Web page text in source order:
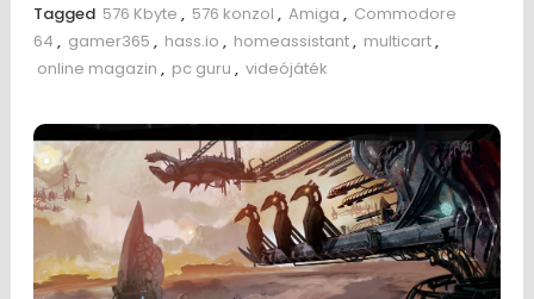
Tagged 576 Kbyte , 576 konzol , Amiga , Commodore
64 , gamer365 , hass.io , homeassistant, multicart,
online magazin , pc guru , videójáték